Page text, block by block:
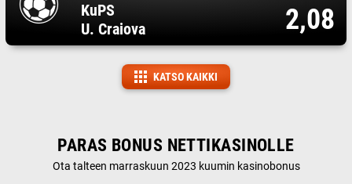
KuPS
U. Craiova
2,08
KATSO KAIKKI
PARAS BONUS NETTIKASINOLLE
Ota talteen marraskuun 2023 kuumin kasinobonus